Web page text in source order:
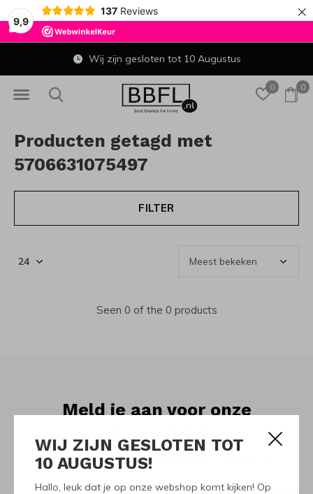
9,9
137 Reviews ×
WIJ ZIJN GESLOTEN TOT
10 AUGUSTUS!
Hallo, leuk dat je op onze webshop komt kijken! Op
0 0
Wij zijn gesloten tot 10 Augustus
Producten getagd met
5706631075497
FILTER
Seen 0 of the 0 products
Meld je aan voor onze
Ontvang de nieuwste aanbiedingen en promoties